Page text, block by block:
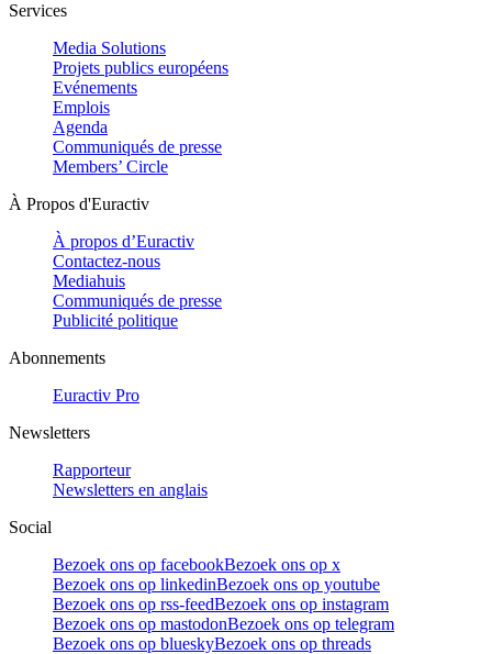
Services
Media Solutions
Projets publics européens
Evénements
Emplois
Agenda
Communiqués de presse
Members’ Circle
À Propos d'Euractiv
À propos d’Euractiv
Contactez-nous
Mediahuis
Communiqués de presse
Publicité politique
Abonnements
Euractiv Pro
Newsletters
Rapporteur
Newsletters en anglais
Social
Bezoek ons op facebookBezoek ons op x
Bezoek ons op linkedinBezoek ons op youtube
Bezoek ons op rss-feedBezoek ons op instagram
Bezoek ons op mastodonBezoek ons op telegram
Bezoek ons op blueskyBezoek ons op threads